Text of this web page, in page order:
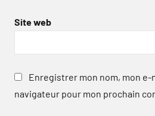
Site web
Enregistrer mon nom, mon e-
navigateur pour mon prochain